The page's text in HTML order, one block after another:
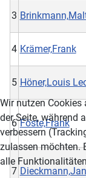
3
4 Krämer,Frank
5 Höner,Louis
6 Föste,Frank
7
Wir nutzen Cookies
der Seite, während
verbessern
zulassen möchten.
alle